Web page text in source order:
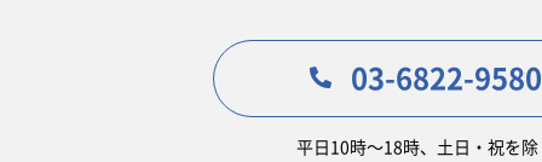
03-6822-9580
平日10時〜18時、土日・祝を除